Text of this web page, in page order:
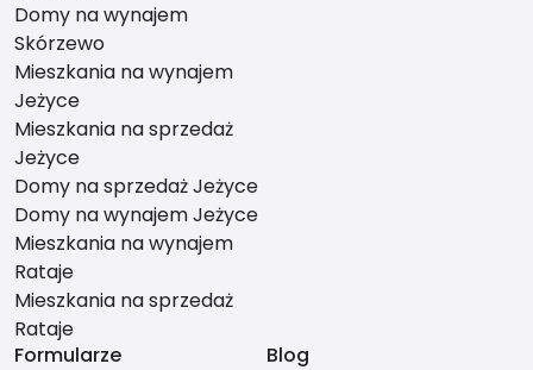
Domy na wynajem
Skórzewo
Mieszkania na wynajem
Jeżyce
Mieszkania na sprzedaż
Jeżyce
Domy na sprzedaż Jeżyce
Domy na wynajem Jeżyce
Mieszkania na wynajem
Rataje
Mieszkania na sprzedaż
Rataje
Formularze
Blog